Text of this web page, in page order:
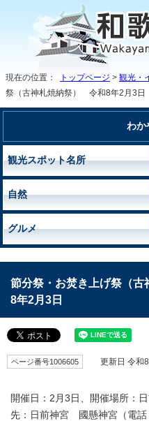
現在の位置： トップページ > 観光・
祭（古神札焼納祭） 令和8年2月3日
わか
観光スポット名所
自然
グルメ
節分祭・お焚き上げ祭（
8年2月3日
ページ番号1006605 更新日 令和8
開催日：2月3日、開催場所：
先：日前神宮 國懸神宮（電話